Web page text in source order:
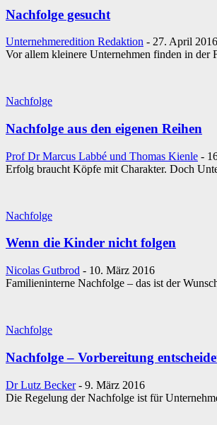
Nachfolge gesucht
Unternehmeredition Redaktion - 27. April 2016
Vor allem kleinere Unternehmen finden in der
Nachfolge
Nachfolge aus den eigenen Reihen
Prof Dr Marcus Labbé und Thomas Kienle -
Erfolg braucht Köpfe mit Charakter. Doch
Nachfolge
Wenn die Kinder nicht folgen
Nicolas Gutbrod - 10. März 2016
Familieninterne Nachfolge – das ist der
Nachfolge
Nachfolge – Vorbereitung
Dr Lutz Becker - 9. März 2016
Die Regelung der Nachfolge ist für